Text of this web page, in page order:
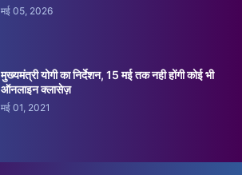
मई 05, 2026
मुख्यमंत्री योगी का निर्देशन, 15 मई तक नही होंगी कोई भी
ऑनलाइन क्लासेज़
मई 01, 2021